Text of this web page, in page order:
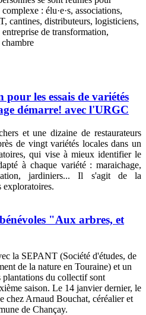
: élu·e·s, associations,
cantines, distributeurs, logisticiens,
entreprise de transformation,
pour les essais de variétés
démarre! avec l'URGC
et une dizaine de restaurateurs
de vingt variétés locales dans un
qui vise à mieux identifier le
à chaque variété : maraichage,
jardiniers... Il s'agit de la
exploratoires.
"Aux arbres, et
la SEPANT (Société d'études, de
de la nature en Touraine) et un
plantations du collectif sont
saison. Le 14 janvier dernier, le
chez Arnaud Bouchat, céréalier et
de Chançay.